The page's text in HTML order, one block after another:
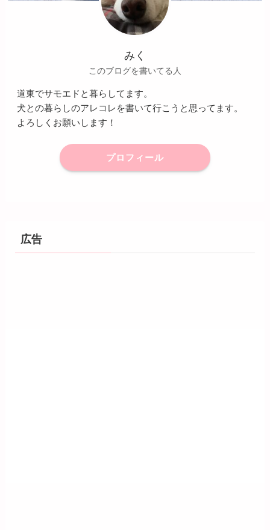
みく
このブログを書いてる人
道東でサモエドと暮らしてます。
犬との暮らしのアレコレを書いて行こうと思ってます。
よろしくお願いします！
プロフィール
広告